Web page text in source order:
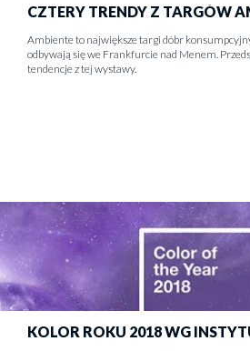
CZTERY TRENDY Z TARGÓW
Ambiente to największe targi dóbr
odbywają się we Frankfurcie nad Menem.
tendencje z tej wystawy.
KOLOR ROKU 2018 WG